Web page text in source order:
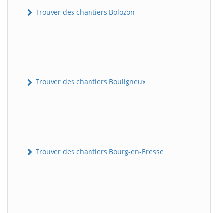
Trouver des chantiers Bolozon
Trouver des chantiers Bouligneux
Trouver des chantiers Bourg-en-Bresse